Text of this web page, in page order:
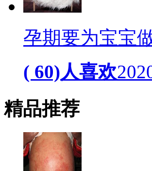
孕期要为宝宝
( 60)人喜欢
精品推荐